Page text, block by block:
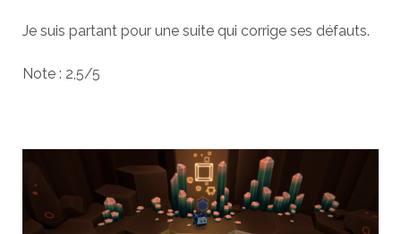
Je suis partant pour une suite qui corrige ses défauts.
Note : 2,5/5